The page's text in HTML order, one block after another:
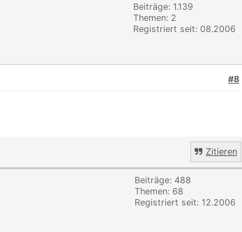
Beiträge: 1.139
Themen: 2
Registriert seit: 08.2006
#8
Zitieren
Beiträge: 488
Themen: 68
Registriert seit: 12.2006